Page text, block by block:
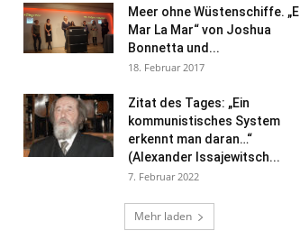
Meer ohne Wüstenschiffe. „El
Mar La Mar“ von Joshua
Bonnetta und...
18. Februar 2017
Zitat des Tages: „Ein
kommunistisches System
erkennt man daran…“
(Alexander Issajewitsch...
7. Februar 2022
Mehr laden